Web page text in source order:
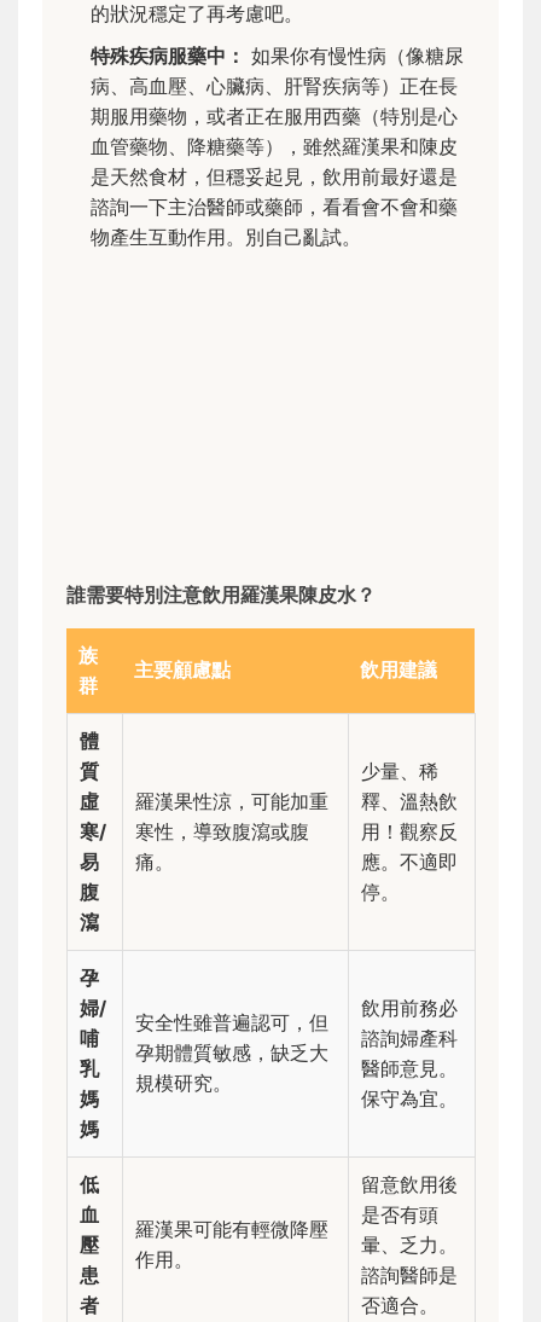
的狀況穩定了再考慮吧。
特殊疾病服藥中： 如果你有慢性病（像糖尿
病、高血壓、心臟病、肝腎疾病等）正在長
期服用藥物，或者正在服用西藥（特別是心
血管藥物、降糖藥等），雖然羅漢果和陳皮
是天然食材，但穩妥起見，飲用前最好還是
諮詢一下主治醫師或藥師，看看會不會和藥
物產生互動作用。別自己亂試。
誰需要特別注意飲用羅漢果陳皮水？
族
群
主要顧慮點 飲用建議
體
質
虛
寒/
易
腹
瀉
羅漢果性涼，可能加重
寒性，導致腹瀉或腹
痛。
少量、稀
釋、溫熱飲
用！觀察反
應。不適即
停。
孕
婦/
哺
乳
媽
媽
安全性雖普遍認可，但
孕期體質敏感，缺乏大
規模研究。
飲用前務必
諮詢婦產科
醫師意見。
保守為宜。
低
血
壓
患
者
羅漢果可能有輕微降壓
作用。
留意飲用後
是否有頭
暈、乏力。
諮詢醫師是
否適合。